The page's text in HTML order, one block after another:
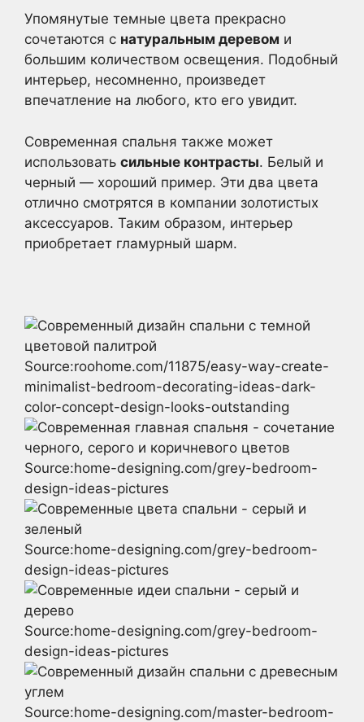
Упомянутые темные цвета прекрасно
сочетаются с натуральным деревом и
большим количеством освещения. Подобный
интерьер, несомненно, произведет
впечатление на любого, кто его увидит.
Современная спальня также может
использовать сильные контрасты. Белый и
черный — хороший пример. Эти два цвета
отлично смотрятся в компании золотистых
аксессуаров. Таким образом, интерьер
приобретает гламурный шарм.
Source:roohome.com/11875/easy-way-create-
minimalist-bedroom-decorating-ideas-dark-
color-concept-design-looks-outstanding
Source:home-designing.com/grey-bedroom-
design-ideas-pictures
Source:home-designing.com/grey-bedroom-
design-ideas-pictures
Source:home-designing.com/grey-bedroom-
design-ideas-pictures
Source:home-designing.com/master-bedroom-